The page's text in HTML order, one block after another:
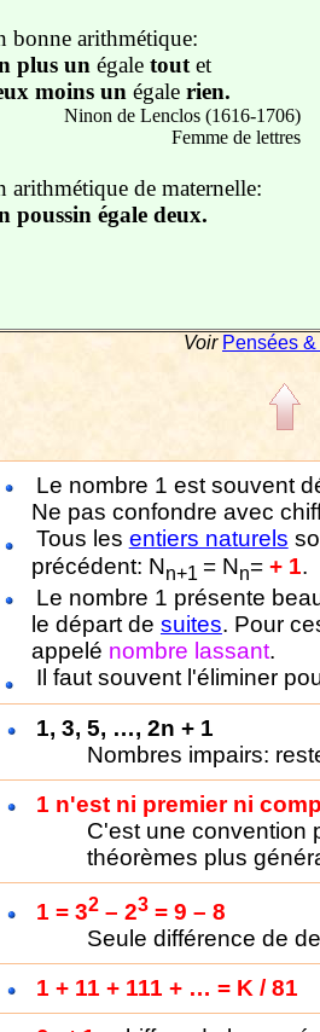
bonne arithmétique:
plus un égaletout et
moins un égalerien.
Ninon de Lenclos (1616-1706)
Femme de lettres
arithmétique de maternelle:
poussin égale deux.
Voir Pensées
Le nombre 1 est souvent
Ne pas confondre avec
Tous les entiers naturels
précédent: Nn+1 = Nn= + 1.
Le nombre 1 présente
le départ de suites. Pour
appelé nombre lassant.
Il faut souvent l'éliminer
1, 3, 5, …, 2n + 1
Nombres impairs:
1 n'est ni premier ni
C'est une convention
théorèmes plus
1 = 32– 23= 9 – 8
Seule différence de
1 + 11 + 111 + … = K / 81